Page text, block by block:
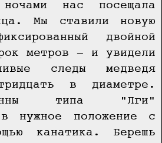
ночами нас посещала
Мы ставили новую
двойной
метров — и увидели
следы медведя
в диаметре.
типа "Лги"
в нужное положение с
канатика. Берешь